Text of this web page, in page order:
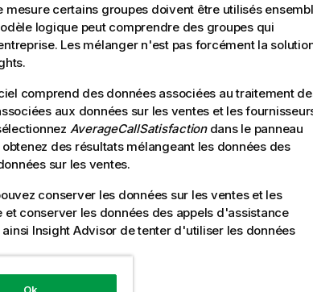
certains groupes doivent être utilisés
logique peut comprendre des groupes qui
Les mélanger n'est pas forcément la
comprend des données associées au traitement
aux données sur les ventes et les
AverageCallSatisfactiondans le panneau
des résultats mélangeant les données des
sur les ventes.
conserver les données sur les ventes et les
conserver les données des appels d'assistance
Insight Advisor de tenter d'utiliser les données